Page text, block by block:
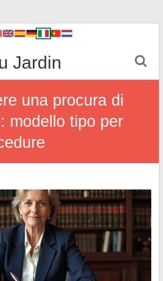
Jardin
una procura di
modello tipo per